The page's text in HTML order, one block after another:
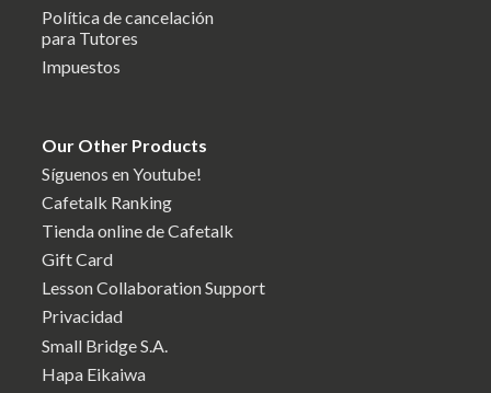
Política de cancelación
para Tutores
Impuestos
Our Other Products
Síguenos en Youtube!
Cafetalk Ranking
Tienda online de Cafetalk
Gift Card
Lesson Collaboration Support
Privacidad
Small Bridge S.A.
Hapa Eikaiwa